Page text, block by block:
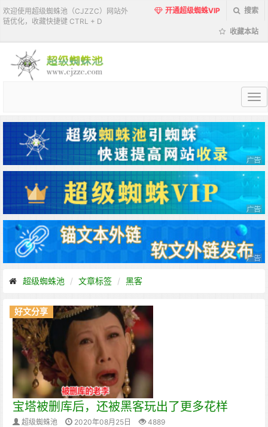
欢迎使用超级蜘蛛池（CJZZC）网站外
链优化，收藏快捷键 CTRL + D
开通超级蜘蛛VIP 搜索
收藏本站
超
蜘
蛛
池
超级蜘蛛池 文章标签 黑客
好文分享
宝塔被删库后，还被黑客玩出了更多花样
超级蜘蛛池 2020年08月25日 4889